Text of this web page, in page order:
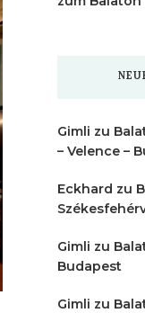
Gimli zu
– Velence –
Eckhard zu
Gimli zu
Budapest
Gimli zu